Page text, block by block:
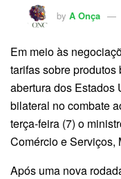
by A Onça
Em meio às
tarifas sobre
abertura dos Estados
bilateral no combate
terça-feira (7) o
Comércio e Serviços,
Após uma nova